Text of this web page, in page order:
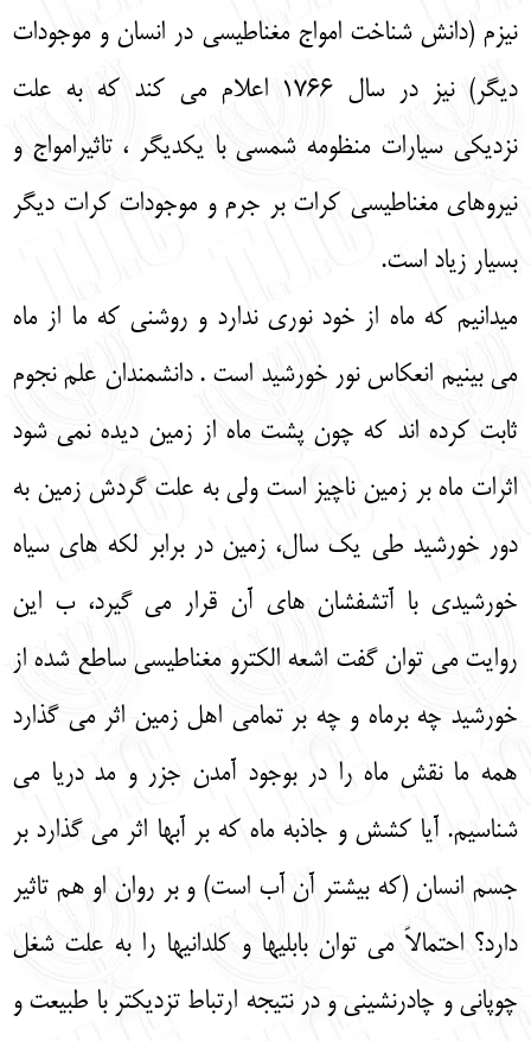
نیزم (دانش شناخت امواج مغناطیسی در انسان و موجودات
دیگر) نیز در سال 1766 اعلام می کند که به علت
نزدیکی سیارات منظومه شمسی با یکدیگر ، تاثیرامواج و
نیروهای مغناطیسی کرات بر جرم و موجودات کرات دیگر
بسیار زیاد است.
میدانیم که ماه از خود نوری ندارد و روشنی که ما از ماه
می بینیم انعکاس نور خورشید است . دانشمندان علم نجوم
ثابت کرده اند که چون پشت ماه از زمین دیده نمی شود
اثرات ماه بر زمین ناچیز است ولی به علت گردش زمین به
دور خورشید طی یک سال، زمین در برابر لکه های سیاه
خورشیدی با آتشفشان های آن قرار می گیرد، ب این
روایت می توان گفت اشعه الکترو مغناطیسی ساطع شده از
خورشید چه برماه و چه بر تمامی اهل زمین اثر می گذارد
همه ما نقش ماه را در بوجود آمدن جزر و مد دریا می
شناسیم. آیا کشش و جاذبه ماه که بر آبها اثر می گذارد بر
جسم انسان (که بیشتر آن آب است) و بر روان او هم تاثیر
دارد؟ احتمالاً می توان بابلیها و کلدانیها را به علت شغل
چوپانی و چادرنشینی و در نتیجه ارتباط تزدیکتر با طبیعت و